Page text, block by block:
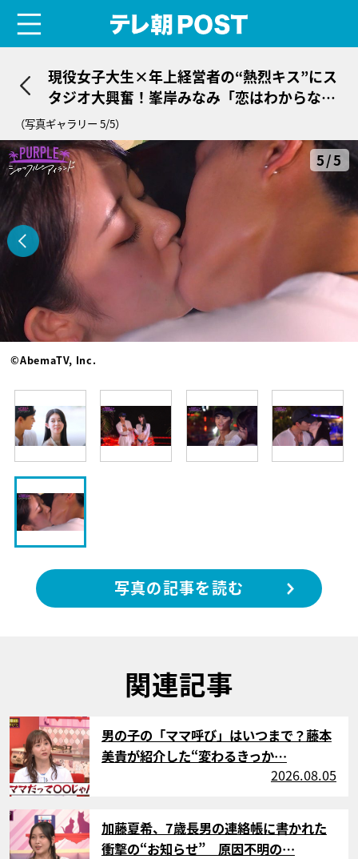
現役女子大生×年上経営者の“熱烈キス”にス
タジオ大興奮！峯岸みなみ「恋はわからな
い」
（写真ギャラリー 5/5）
5/5
©AbemaTV, Inc.
写真の記事を読む
関連記事
サムネイル
男の子の「ママ呼び」はいつまで？藤本
美貴が紹介した“変わるきっか…
2026.08.05
サムネイル
加藤夏希、7歳長男の連絡帳に書かれた
衝撃の“お知らせ” 原因不明の…